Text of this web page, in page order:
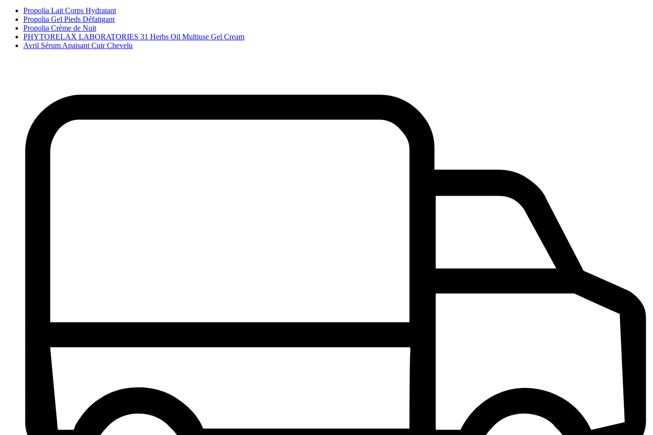
Propolia Lait Corps Hydratant
Propolia Gel Pieds Défatigant
Propolia Crème de Nuit
PHYTORELAX LABORATORIES 31 Herbs Oil Multiuse Gel Cream
Avril Sérum Apaisant Cuir Chevelu